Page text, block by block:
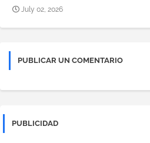
July 02, 2026
PUBLICAR UN COMENTARIO
PUBLICIDAD